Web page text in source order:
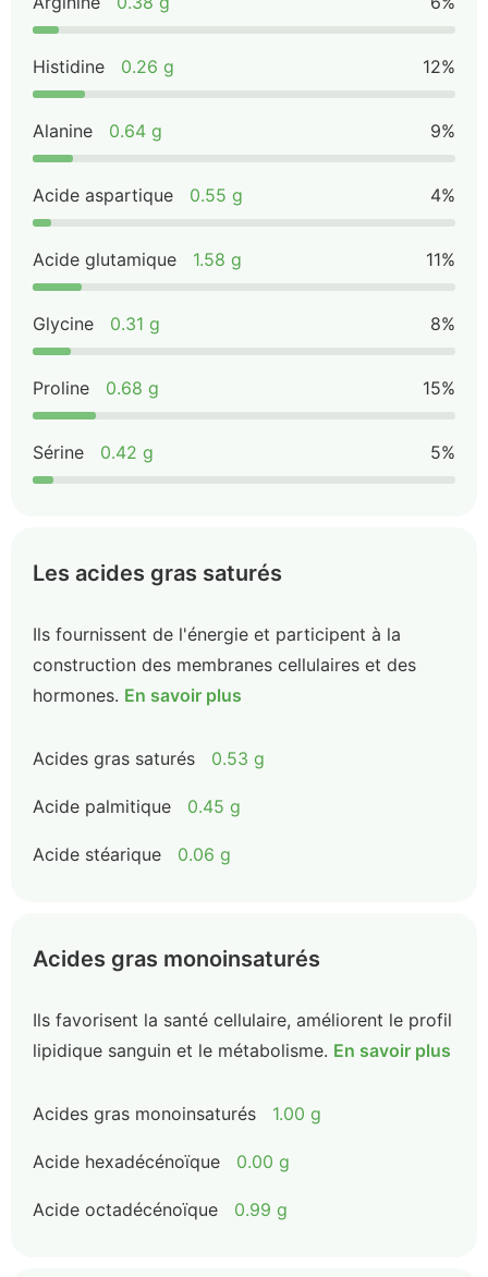
Histidine 0.26 g 12%
Alanine 0.64 g 9%
Acide aspartique 0.55 g 4%
Acide glutamique 1.58 g 11%
Glycine 0.31 g 8%
Proline 0.68 g 15%
Sérine 0.42 g 5%
Les acides gras saturés
Ils fournissent de l'énergie et participent à la
construction des membranes cellulaires et des
hormones. En savoir plus
Acides gras saturés 0.53 g
Acide palmitique 0.45 g
Acide stéarique 0.06 g
Acides gras monoinsaturés
Ils favorisent la santé cellulaire, améliorent le profil
lipidique sanguin et le métabolisme. En savoir plus
Acides gras monoinsaturés 1.00 g
Acide hexadécénoïque 0.00 g
Acide octadécénoïque 0.99 g